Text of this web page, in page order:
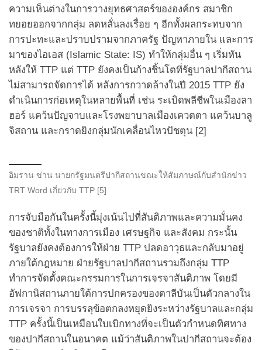
ความเห็นต่างในการวางยุทธศาสตร์ขององค์กร สมาชิก
ทยอยออกจากกลุ่ม ลดหลั่นลงเรื่อย ๆ อีกทั้งผลกระทบจาก
การปะทะและปราบปรามจากภาครัฐ ปัญหาภายใน และการ
มาของไอเอส (Islamic State: IS) ทำให้กลุ่มอื่น ๆ เริ่มหัน
หลังให้ TTP แต่ TTP ยังคงเป็นก้างชิ้นโตที่รัฐบาลปากีสถาน
ไม่สามารถจัดการได้ หลังการกวาดล้างในปี 2015 TTP ยัง
ดำเนินการก่อเหตุในหลายพื้นที่ เช่น ระเบิดพลีชีพในเมืองลา
ฮอร์ แคว้นปัญจาบและโรงพยาบาลเมืองเควตตา แคว้นบาลู
จิสถาน และกราดยิงกลุ่มนักเคลื่อนไหวปัชตุน [2]
อิมราน ข่าน นายกรัฐมนตรีปากีสถานขณะให้สัมภาษณ์กับสำนักข่าว
TRT Word เกี่ยวกับ TTP [5]
การจับมือกันในครั้งนี้มุ่งเน้นไปที่สันติภาพและความมั่นคง
ของชาติทั้งในทางการเมือง เศรษฐกิจ และสังคม กระนั้น
รัฐบาลยังคงต้องการให้ฝ่าย TTP ปลดอาวุธและกลับมาอยู่
ภายใต้กฎหมาย ฝ่ายรัฐบาลปากีสถานรวมถึงกลุ่ม TTP
ทำการจัดตั้งคณะกรรมการในการเจรจาสันติภาพ โดยมี
อัฟกานิสถานภายใต้การปกครองของตาลีบันเป็นตัวกลางใน
การเจรจา การบรรลุข้อตกลงหยุดยิงระหว่างรัฐบาลและกลุ่ม
TTP ครั้งนี้เป็นเหมือนใบเบิกทางที่จะเป็นตัวกำหนดทิศทาง
ของปากีสถานในอนาคต แม้ว่าสันติภาพในปากีสถานจะต้อง